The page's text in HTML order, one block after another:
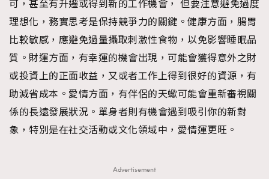
AFrenchMind
DressLikeAParisienne
EmpowerF
FashionWeek FigaroAesthetic
可，甚至有升遷或得到新的工作機會， 但要注意避免過度
理想化，務實思考是保持競爭力的關鍵。健康方面，腸胃
比較敏感，應避免過量攝取刺激性食物，以免影響睡眠品
質。財運方面，有幸運的機會出現，可能會獲得意外之財
或投資上的正面收益，又或者工作上得到很好的資源，有
助減省成本。愛情方面，有伴侶的天蠍可能會重新審視關
係的長遠發展狀況。單身者則有機會遇到吸引你的新對
象，特別是在社交活動或文化領域中，愛情運更旺。
Advertisement